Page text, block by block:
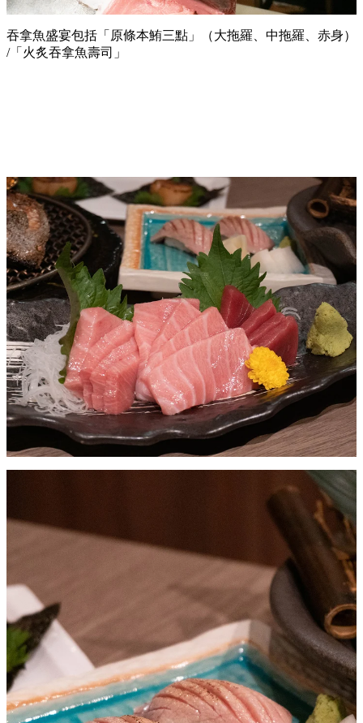
吞拿魚盛宴包括「原條本鮪三點」（大拖羅、中拖羅、赤身）
/「火炙吞拿魚壽司」